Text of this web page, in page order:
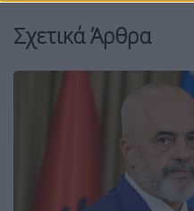
Σχετικά Άρθρα